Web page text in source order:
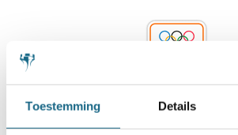
Toestemming Details